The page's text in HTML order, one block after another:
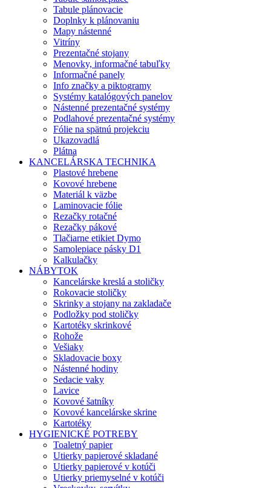
Tabule plánovacie
Doplnky k plánovaniu
Mapy nástenné
Vitríny
Prezentačné stojany
Menovky, informačné tabuľky
Informačné panely
Info značky a piktogramy
Systémy katalógových panelov
Nástenné prezentačné systémy
Podlahové prezentačné systémy
Fólie na spätnú projekciu
Ukazovadlá
Plátna
KANCELÁRSKA TECHNIKA
Plastové hrebene
Kovové hrebene
Materiál k väzbe
Laminovacie fólie
Rezačky rotačné
Rezačky pákové
Tlačiarne etikiet Dymo
Samolepiace pásky D1
Kalkulačky
NÁBYTOK
Kancelárske kreslá a stoličky
Rokovacie stoličky
Skrinky a stojany na zakladače
Podložky pod stoličky
Kartotéky skrinkové
Rohože
Vešiaky
Skladovacie boxy
Nástenné hodiny
Sedacie vaky
Lavice
Kovové šatníky
Kovové kancelárske skrine
Kartotéky
HYGIENICKÉ POTREBY
Toaletný papier
Utierky papierové skladané
Utierky papierové v kotúči
Utierky priemyselné v kotúči